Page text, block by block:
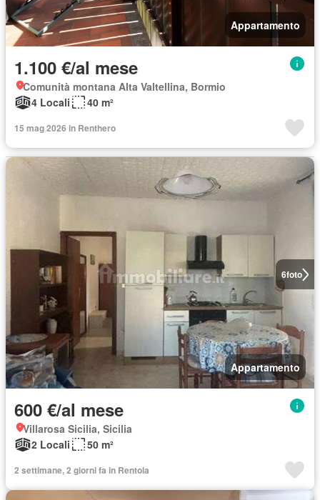
Appartamento
1.100 €/al mese
Comunità montana Alta Valtellina, Bormio
4 Locali
40 m²
15 mag 2026 in Renthero
6foto
Appartamento
600 €/al mese
Villarosa Sicilia, Sicilia
2 Locali
50 m²
2 settimane, 2 giorni fa in Rentola